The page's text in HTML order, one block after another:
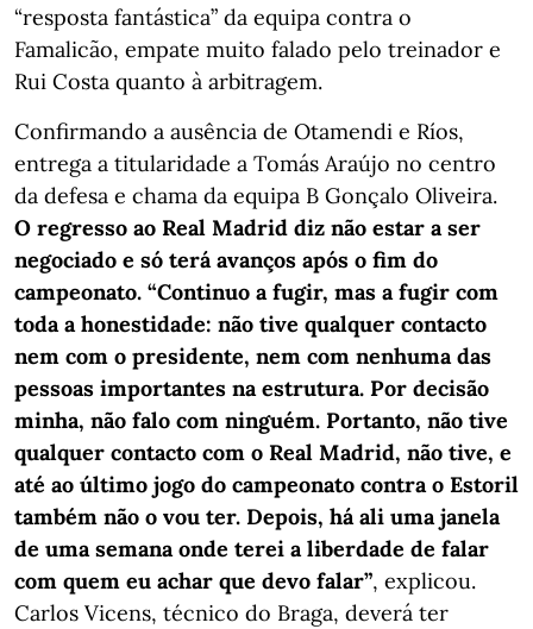
“resposta fantástica” da equipa contra o
Famalicão, empate muito falado pelo treinador e
Rui Costa quanto à arbitragem.
Confirmando a ausência de Otamendi e Ríos,
entrega a titularidade a Tomás Araújo no centro
da defesa e chama da equipa B Gonçalo Oliveira.
O regresso ao Real Madrid diz não estar a ser
negociado e só terá avanços após o fim do
campeonato. “Continuo a fugir, mas a fugir com
toda a honestidade: não tive qualquer contacto
nem com o presidente, nem com nenhuma das
pessoas importantes na estrutura. Por decisão
minha, não falo com ninguém. Portanto, não tive
qualquer contacto com o Real Madrid, não tive, e
até ao último jogo do campeonato contra o Estoril
também não o vou ter. Depois, há ali uma janela
de uma semana onde terei a liberdade de falar
com quem eu achar que devo falar”, explicou.
Carlos Vicens, técnico do Braga, deverá ter